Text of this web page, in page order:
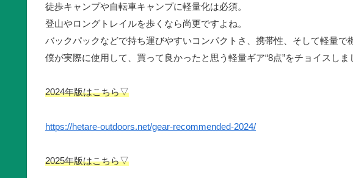
徒歩キャンプや自転車キャンプに軽量化は必須。
登山やロングトレイルを歩くなら尚更ですよね。
バックパックなどで持ち運びやすいコンパクトさ、携帯性、そして軽量で
僕が実際に使用して、買って良かったと思う軽量ギア“8点”をチョイスしま
2024年版はこちら▽
https://hetare-outdoors.net/gear-recommended-2024/
2025年版はこちら▽